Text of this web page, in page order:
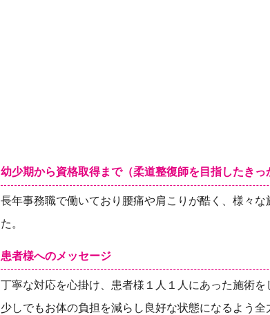
幼少期から資格取得まで（柔道整復師を目指したきっ
長年事務職で働いており腰痛や肩こりが酷く、様々
た。
患者様へのメッセージ
丁寧な対応を心掛け、患者様１人１人にあった施術を
少しでもお体の負担を減らし良好な状態になるよう全